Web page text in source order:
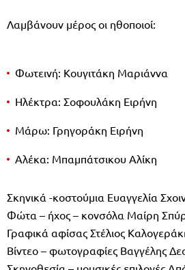
Λαμβάνουν μέρος οι ηθοποιοί:
Φωτεινή: Κουγιτάκη Μαριάννα
Ηλέκτρα: Σοφουλάκη Ειρήνη
Μάρω: Γρηγοράκη Ειρήνη
Αλέκα: Μπαμπάτσικου Αλίκη
Σκηνικά -κοστούμια Ευαγγελία
Φώτα – ήχος – κονσόλα Μαίρη
Γραφικά αφίσας Στέλιος
Βίντεο – φωτογραφίες Βαγγέλης